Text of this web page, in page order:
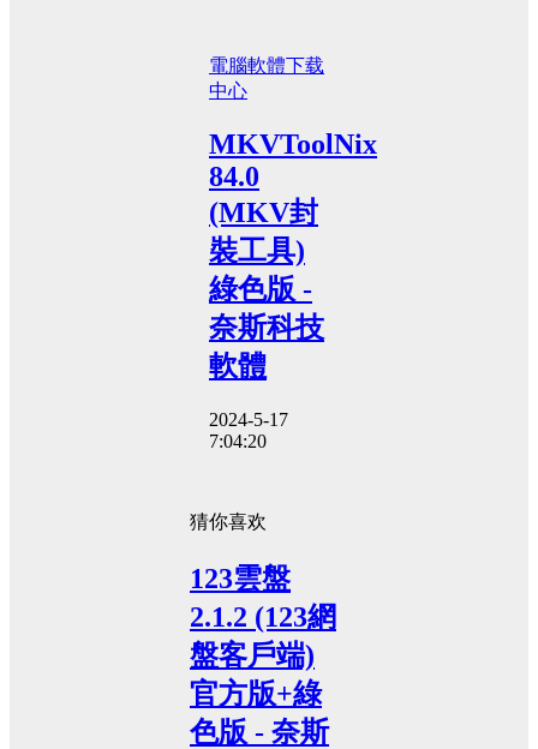
電腦軟體下载
中心
MKVToolNix
84.0
(MKV封
裝工具)
綠色版 -
奈斯科技
軟體
2024-5-17
7:04:20
猜你喜欢
123雲盤
2.1.2 (123網
盤客戶端)
官方版+綠
色版 - 奈斯